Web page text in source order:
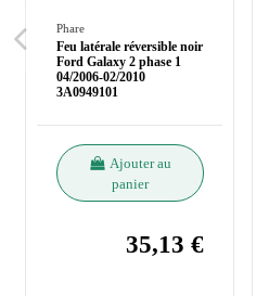
Phare
Feu latérale réversible noir
Ford Galaxy 2 phase 1
04/2006-02/2010
3A0949101
Ajouter au
panier
35,13 €